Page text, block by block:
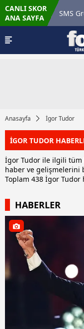
CANLI SKOR
ANA SAYFA
SMS
Anasayfa İgor Tudor
İGOR TUDOR
İgor Tudor ile ilgili tüm
haber ve gelişmelerini
Toplam 438 İgor
HABERLER